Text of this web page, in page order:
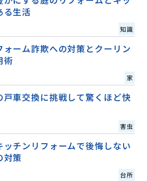
る生活
知識
ォーム詐欺への対策とクーリン
術
家
戸車交換に挑戦して驚くほど快
害虫
チンリフォームで後悔しない
対策
台所